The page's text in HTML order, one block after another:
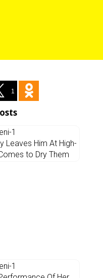
1
Leaves Him At High-
to Dry Them